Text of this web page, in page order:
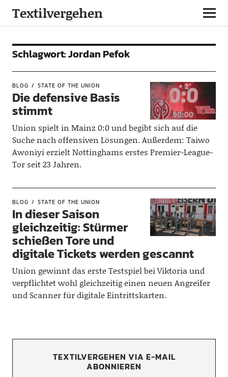
Textilvergehen
Schlagwort:Jordan Pefok
BLOG STATE OF THE UNION
Die defensive Basis
stimmt
Union spielt in Mainz 0:0 und begibt sich auf die
Suche nach offensiven Lösungen. Außerdem: Taiwo
Awoniyi erzielt Nottinghams erstes Premier-League-
Tor seit 23 Jahren.
BLOG STATE OF THE UNION
In dieser Saison
gleichzeitig: Stürmer
schießen Tore und
digitale Tickets werden gescannt
Union gewinnt das erste Testspiel bei Viktoria und
verpflichtet wohl gleichzeitig einen neuen Angreifer
und Scanner für digitale Eintrittskarten.
TEXTILVERGEHEN VIA E-MAIL
ABONNIEREN